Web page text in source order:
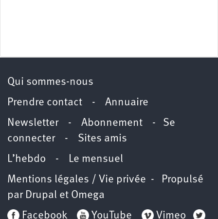
Qui sommes-nous
Prendre contact - Annuaire
Newsletter - Abonnement - Se
connecter- Sites amis
L’hebdo - Le mensuel
Mentions légales / Vie privée - Propulsé
par Drupal et Omega
Facebook
YouTube Vimeo